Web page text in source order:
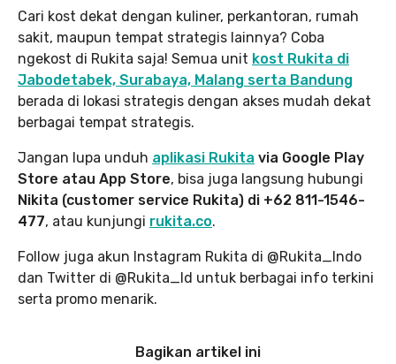
Cari kost dekat dengan kuliner, perkantoran, rumah
sakit, maupun tempat strategis lainnya? Coba
ngekost di Rukita saja! Semua unit kost Rukita di
Jabodetabek, Surabaya, Malang serta Bandung
berada di lokasi strategis dengan akses mudah dekat
berbagai tempat strategis.
Jangan lupa unduh aplikasi Rukita via Google Play
Store atau App Store, bisa juga langsung hubungi
Nikita (customer service Rukita) di +62 811-1546-
477, atau kunjungi rukita.co.
Follow juga akun Instagram Rukita di @Rukita_Indo
dan Twitter di @Rukita_Id untuk berbagai info terkini
serta promo menarik.
Bagikan artikel ini